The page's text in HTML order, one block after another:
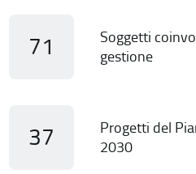
71
Soggetti
gestione
37
Progetti del
2030